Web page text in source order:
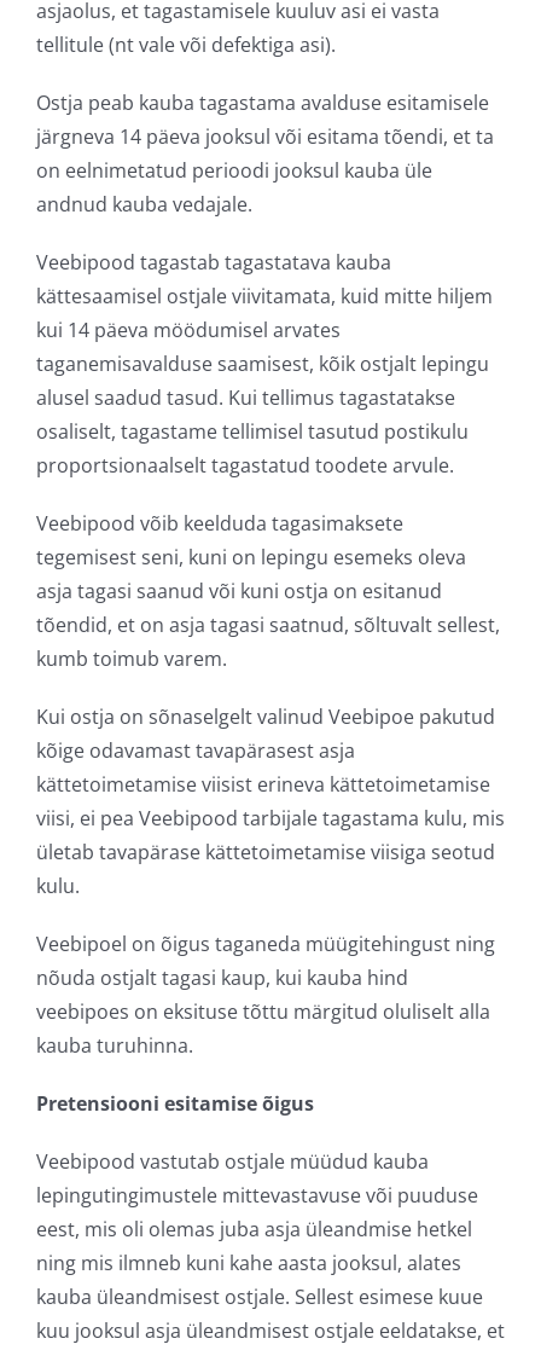
asjaolus, et tagastamisele kuuluv asi ei vasta
tellitule (nt vale või defektiga asi).
Ostja peab kauba tagastama avalduse esitamisele
järgneva 14 päeva jooksul või esitama tõendi, et ta
on eelnimetatud perioodi jooksul kauba üle
andnud kauba vedajale.
Veebipood tagastab tagastatava kauba
kättesaamisel ostjale viivitamata, kuid mitte hiljem
kui 14 päeva möödumisel arvates
taganemisavalduse saamisest, kõik ostjalt lepingu
alusel saadud tasud. Kui tellimus tagastatakse
osaliselt, tagastame tellimisel tasutud postikulu
proportsionaalselt tagastatud toodete arvule.
Veebipood võib keelduda tagasimaksete
tegemisest seni, kuni on lepingu esemeks oleva
asja tagasi saanud või kuni ostja on esitanud
tõendid, et on asja tagasi saatnud, sõltuvalt sellest,
kumb toimub varem.
Kui ostja on sõnaselgelt valinud Veebipoe pakutud
kõige odavamast tavapärasest asja
kättetoimetamise viisist erineva kättetoimetamise
viisi, ei pea Veebipood tarbijale tagastama kulu, mis
ületab tavapärase kättetoimetamise viisiga seotud
kulu.
Veebipoel on õigus taganeda müügitehingust ning
nõuda ostjalt tagasi kaup, kui kauba hind
veebipoes on eksituse tõttu märgitud oluliselt alla
kauba turuhinna.
Pretensiooni esitamise õigus
Veebipood vastutab ostjale müüdud kauba
lepingutingimustele mittevastavuse või puuduse
eest, mis oli olemas juba asja üleandmise hetkel
ning mis ilmneb kuni kahe aasta jooksul, alates
kauba üleandmisest ostjale. Sellest esimese kuue
kuu jooksul asja üleandmisest ostjale eeldatakse, et